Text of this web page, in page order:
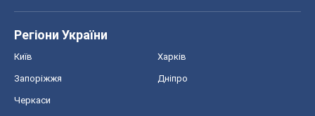
Регіони України
Київ Харків
Запоріжжя Дніпро
Черкаси